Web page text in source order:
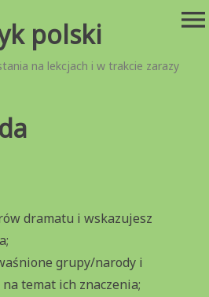
polski
na lekcjach i w trakcie zarazy
menu
dramatu i wskazujesz
grupy/narody i
temat ich znaczenia;